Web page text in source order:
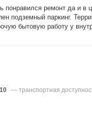
ремонт да и в
подземный паркинг.
бытовую работу у
10 — транспортная